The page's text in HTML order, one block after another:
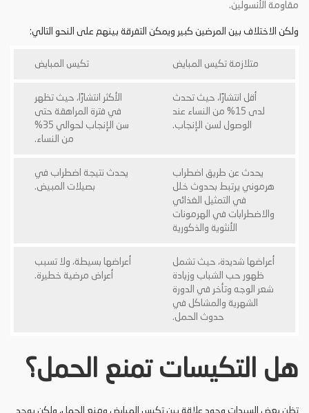
مقاومة الأنسولين.
ولكن الاختلاف بين المرضين كبير ويمكن التفرقة بينهم على النحو التالي:
متلازمة تكيس المبايض تكيس المبايض
أقل انتشارًا، حيث تحدث
لدى 15% من النساء عند
الوصول لسن الإنجاب.
الأكثر انتشارًا، حيث تظهر
في فترة المراهقة حتى
سن الإنجاب لحوالي 35%
من النساء.
يحدث عن طريق اضطراب
هرموني يرتبط بحدوث خلل
في التمثيل الغذائي
والاضطرابات في الهرمونات
الأنثوية والذكورية
يحدث نتيجة اضطراب في
بصيلات المبيض.
أعراضها شديدة، حيث تشمل
ظهور حب الشباب وزيادة
شعر الوجه وتأخر في الدورة
الشهرية والمشاكل في
حدوث الحمل.
أعراضها بسيطة، ولا تسبب
أعراض مرضية خطيرة.
هل التكيسات تمنع الحمل؟